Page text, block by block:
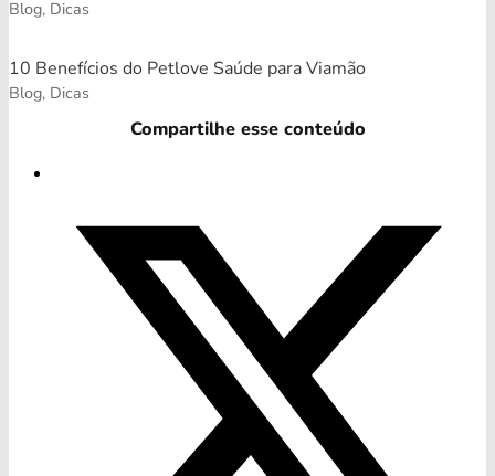
Blog, Dicas
10 Benefícios do Petlove Saúde para Viamão
Blog, Dicas
Compartilhe esse conteúdo